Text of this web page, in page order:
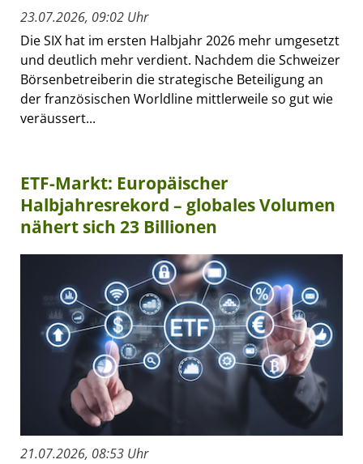
23.07.2026, 09:02 Uhr
Die SIX hat im ersten Halbjahr 2026 mehr umgesetzt
und deutlich mehr verdient. Nachdem die Schweizer
Börsenbetreiberin die strategische Beteiligung an
der französischen Worldline mittlerweile so gut wie
veräussert...
ETF-Markt: Europäischer
Halbjahresrekord – globales Volumen
nähert sich 23 Billionen
21.07.2026, 08:53 Uhr